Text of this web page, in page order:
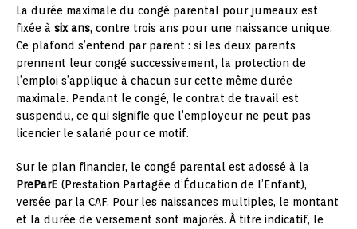
La durée maximale du congé parental pour jumeaux est
fixée à six ans, contre trois ans pour une naissance unique.
Ce plafond s’entend par parent : si les deux parents
prennent leur congé successivement, la protection de
l’emploi s’applique à chacun sur cette même durée
maximale. Pendant le congé, le contrat de travail est
suspendu, ce qui signifie que l’employeur ne peut pas
licencier le salarié pour ce motif.
Sur le plan financier, le congé parental est adossé à la
PreParE (Prestation Partagée d’Éducation de l’Enfant),
versée par la CAF. Pour les naissances multiples, le montant
et la durée de versement sont majorés. À titre indicatif, le